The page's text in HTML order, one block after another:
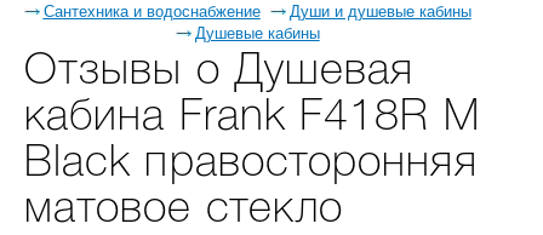
Сантехника и водоснабжение
Души и душевые кабины
Душевые кабины
Отзывы о Душевая
кабина Frank F418R М
Black правосторонняя
матовое стекло